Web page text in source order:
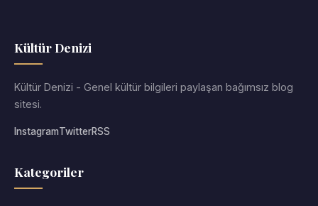
Kültür Denizi
Kültür Denizi - Genel kültür bilgileri paylaşan bağımsız blog
sitesi.
InstagramTwitterRSS
Kategoriler